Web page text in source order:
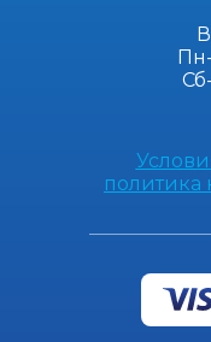
политика